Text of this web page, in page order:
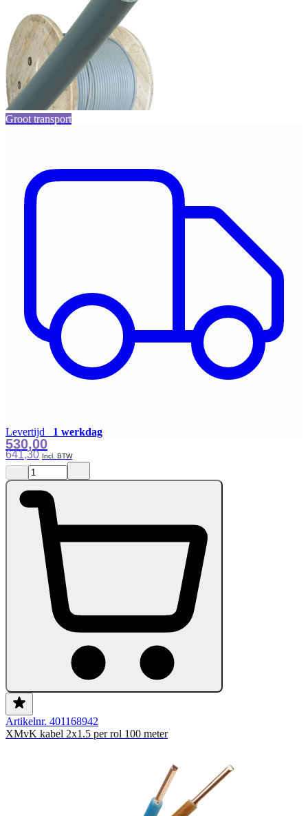
Groot transport
Levertijd 1 werkdag
641,30
530,00
Artikelnr. 401168942
XMvK kabel 2x1.5 per rol 100 meter